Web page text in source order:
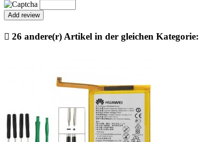
 26 andere(r) Artikel in der gleichen Kategorie: